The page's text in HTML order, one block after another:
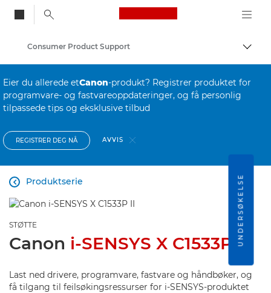
Canon Logo, back
Consumer Product Support
Eier du allerede etCanon-produkt? Registrer produktet for
programvare- og fastvareoppdateringer, og få personlig
tilpassede tips og eksklusive tilbud
REGISTRER DEG NÅ AVVIS
Produktserie

STØTTE
Canon i-SENSYS X C1533P II
Last ned drivere, programvare, fastvare og håndbøker, og
få tilgang til feilsøkingsressurser for i-SENSYS-produktet
UNDERSØKELSE